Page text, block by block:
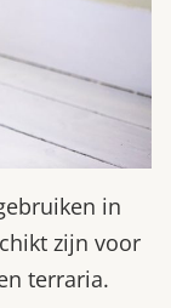
in
zijn voor
terraria.